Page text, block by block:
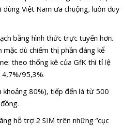
Việt Nam ưa chuộng, luôn duy
bằng hình thức trực tuyến hơn.
dù chiếm thị phần đáng kể
theo thống kê của GfK thì tỉ lệ
95,3%.
khoảng 80%), tiếp đến là từ 500
hỗ trợ 2 SIM trên những “cục